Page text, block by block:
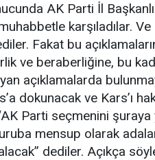
AK Parti İl
karşıladılar. Ve
Fakat bu
ve beraberliğine, bu
açıklamalarda
dokunacak ve Kars’ı
Parti seçmenini
mensup olarak
dediler. Açıkça